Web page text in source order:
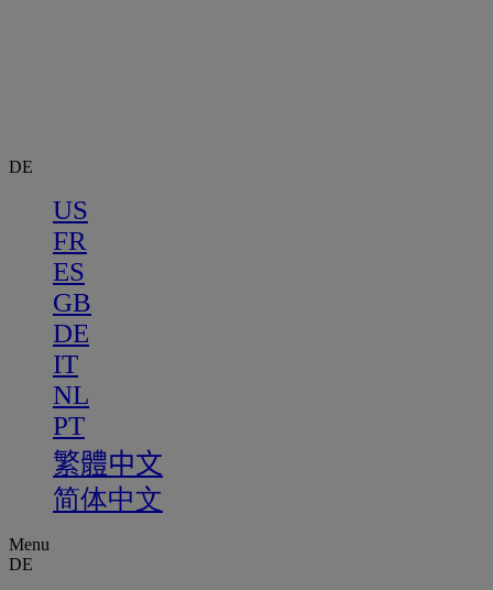
DE
US
FR
ES
GB
DE
IT
NL
PT
繁體中文
简体中文
Menu
DE